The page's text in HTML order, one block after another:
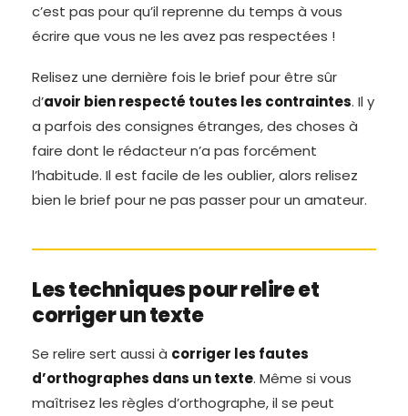
c’est pas pour qu’il reprenne du temps à vous
écrire que vous ne les avez pas respectées !
Relisez une dernière fois le brief pour être sûr
d’avoir bien respecté toutes les contraintes. Il y
a parfois des consignes étranges, des choses à
faire dont le rédacteur n’a pas forcément
l’habitude. Il est facile de les oublier, alors relisez
bien le brief pour ne pas passer pour un amateur.
Les techniques pour relire et
corriger un texte
Se relire sert aussi à corriger les fautes
d’orthographes dans un texte. Même si vous
maîtrisez les règles d’orthographe, il se peut